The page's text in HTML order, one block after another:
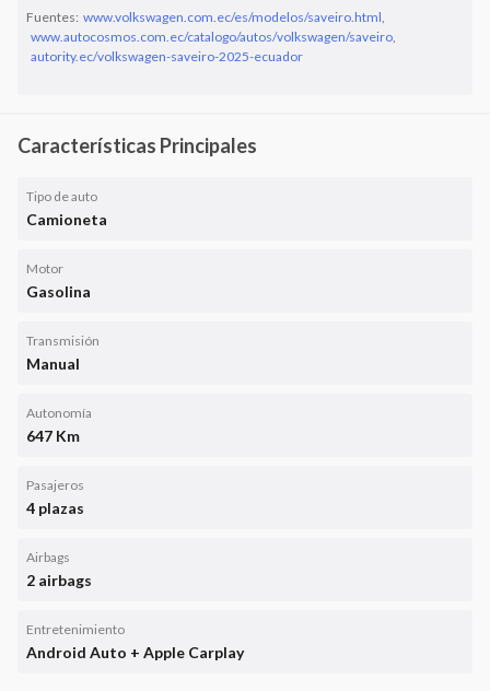
Fuentes: www.volkswagen.com.ec/es/modelos/saveiro.html,
www.autocosmos.com.ec/catalogo/autos/volkswagen/saveiro,
autority.ec/volkswagen-saveiro-2025-ecuador
Características Principales
Tipo de auto
Camioneta
Motor
Gasolina
Transmisión
Manual
Autonomía
647 Km
Pasajeros
4 plazas
Airbags
2 airbags
Entretenimiento
Android Auto + Apple Carplay